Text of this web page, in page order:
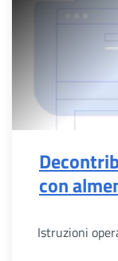
con
Istruzioni